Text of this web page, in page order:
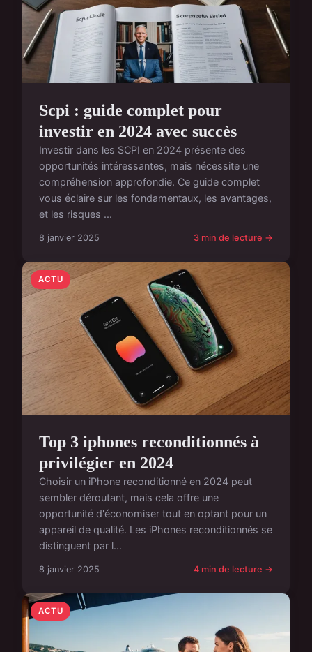
Scpi : guide complet pour
investir en 2024 avec succès
Investir dans les SCPI en 2024 présente des
opportunités intéressantes, mais nécessite une
compréhension approfondie. Ce guide complet
vous éclaire sur les fondamentaux, les avantages,
et les risques ...
8 janvier 2025 3 min de lecture →
ACTU
Top 3 iphones reconditionnés à
privilégier en 2024
Choisir un iPhone reconditionné en 2024 peut
sembler déroutant, mais cela offre une
opportunité d'économiser tout en optant pour un
appareil de qualité. Les iPhones reconditionnés se
distinguent par l...
8 janvier 2025 4 min de lecture →
ACTU